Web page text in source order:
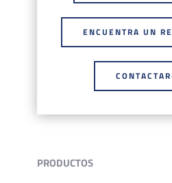
ENCUENTRA UN
PRODUCTOS